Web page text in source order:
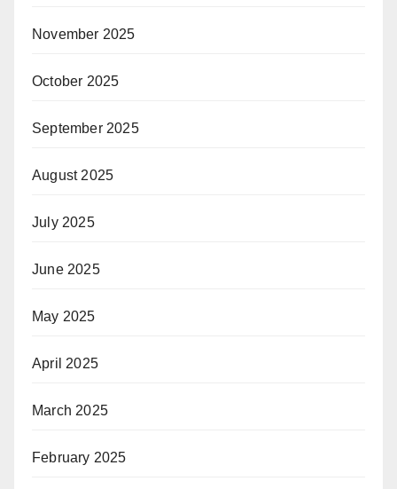
November 2025
October 2025
September 2025
August 2025
July 2025
June 2025
May 2025
April 2025
March 2025
February 2025